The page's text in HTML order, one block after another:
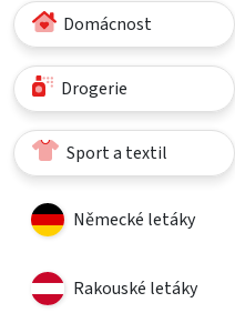
Domácnost
Drogerie
Sport a textil
Německé letáky
Rakouské letáky